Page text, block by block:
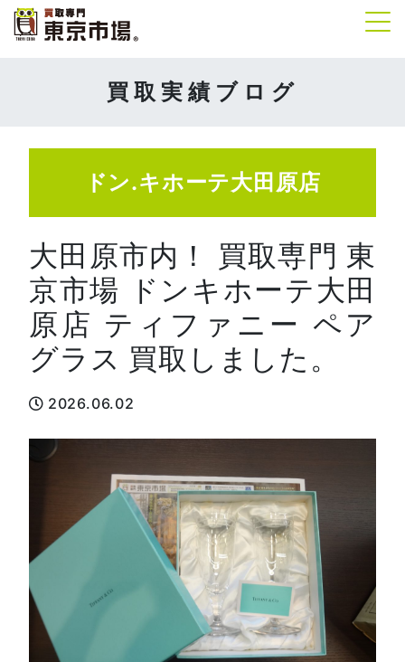
買取実績ブログ
ドン.キホーテ大田原店
大田原市内！ 買取専門 東
京市場 ドンキホーテ大田
原店 ティファニー ペア
グラス 買取しました。
2026.06.02